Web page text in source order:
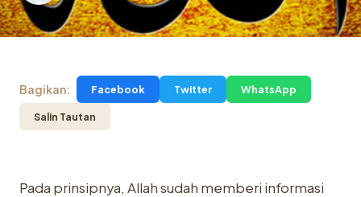
Bagikan: Facebook Twitter WhatsApp
Salin Tautan
Pada prinsipnya, Allah sudah memberi informasi